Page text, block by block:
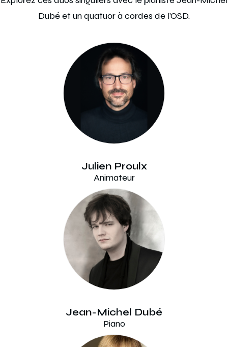
Dubé et un quatuor à cordes de l’OSD.
Julien Proulx
Animateur
Jean-Michel Dubé
Piano